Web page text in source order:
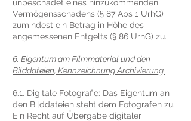
unbeschadet eines hinzukommenden
Vermögensschadens (§ 87 Abs 1 UrhG)
zumindest ein Betrag in Höhe des
angemessenen Entgelts (§ 86 UrhG) zu.
6. Eigentum am Filmmaterial und den
Bilddateien, Kennzeichnung Archivierung
6.1. Digitale Fotografie: Das Eigentum an
den Bilddateien steht dem Fotografen zu.
Ein Recht auf Übergabe digitaler